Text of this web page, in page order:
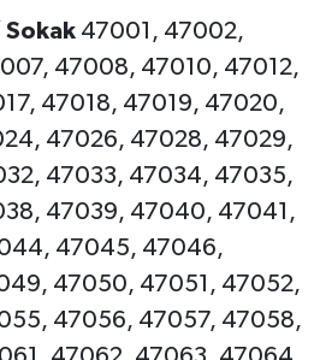
Sokak47001, 47002,
47008, 47010, 47012,
47018, 47019, 47020,
47026, 47028, 47029,
47033, 47034, 47035,
47039, 47040, 47041,
47045, 47046,
47050, 47051, 47052,
47056, 47057, 47058,